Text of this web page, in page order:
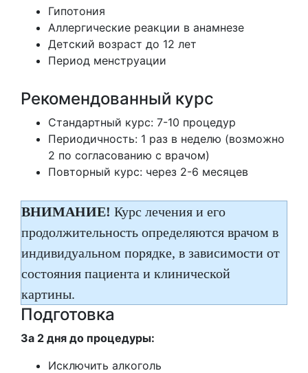
Гипотония
Аллергические реакции в анамнезе
Детский возраст до 12 лет
Период менструации
Рекомендованный курс
Стандартный курс: 7-10 процедур
Периодичность: 1 раз в неделю (возможно
2 по согласованию с врачом)
Повторный курс: через 2-6 месяцев
ВНИМАНИЕ! Курс лечения и его
продолжительность определяются врачом в
индивидуальном порядке, в зависимости от
состояния пациента и клинической
картины.
Подготовка
За 2 дня до процедуры:
Исключить алкоголь